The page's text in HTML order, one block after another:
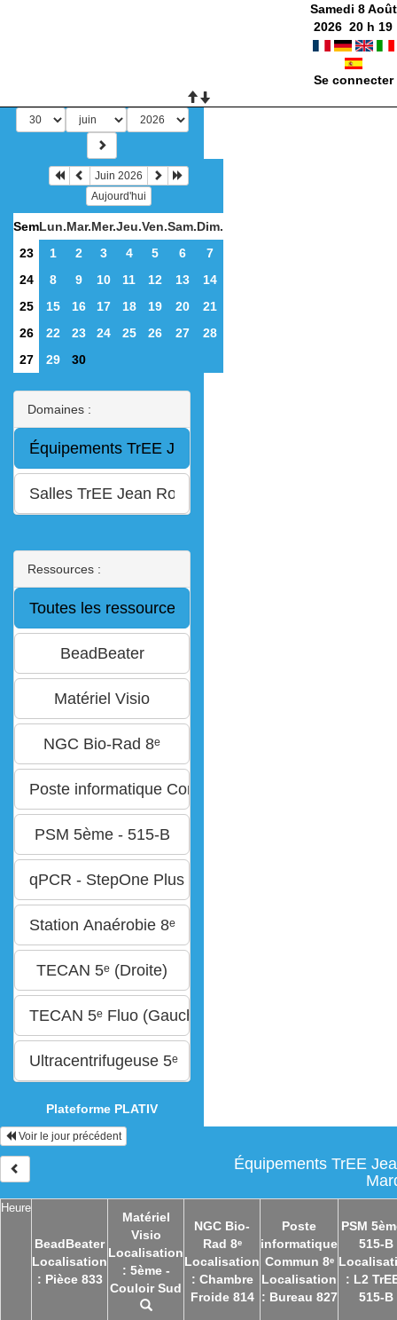
Samedi 8 Août
2026 20 h 19
Se connecter
Juin 2026
Aujourd'hui
SemLun.Mar.Mer.Jeu.Ven.Sam.Dim.
23
1 2 3 4 5 6
7
24
8 9 10 11 12 13
14
25
15 16 17 18 19 20
21
26
22 23 24 25 26 27
28
27
29 30
Domaines :
Ressources :
Plateforme PLATIV
Voir le jour précédent
Équipements TrEE
Heure
BeadBeater
Localisation
: Pièce 833
Matériel
Visio
Localisation
: 5ème -
Couloir Sud
NGC Bio-
Rad 8ᵉ
Localisation
: Chambre
Froide 814
Poste
informatique
Commun 8ᵉ
Localisation
: Bureau 827
PSM
515-B
: L2
515-B